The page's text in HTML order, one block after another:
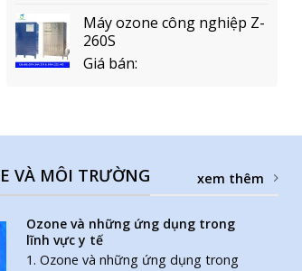
Máy ozone công nghiệp Z-
260S
Giá bán:
VÀ MÔI TRƯỜNG xem thêm
Ozone và những ứng dụng trong
lĩnh vực y tế
1. Ozone và những ứng dụng trong